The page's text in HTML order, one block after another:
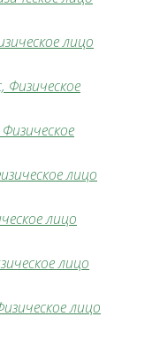
лицо
лицо
лицо
лицо
лицо